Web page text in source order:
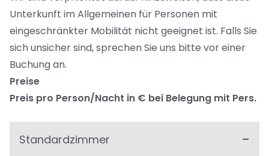
Unterkunft im Allgemeinen für Personen mit
eingeschränkter Mobilität nicht geeignet ist. Falls Sie
sich unsicher sind, sprechen Sie uns bitte vor einer
Buchung an.
Preise
Preis pro Person/Nacht in € bei Belegung mit Pers.
Standardzimmer